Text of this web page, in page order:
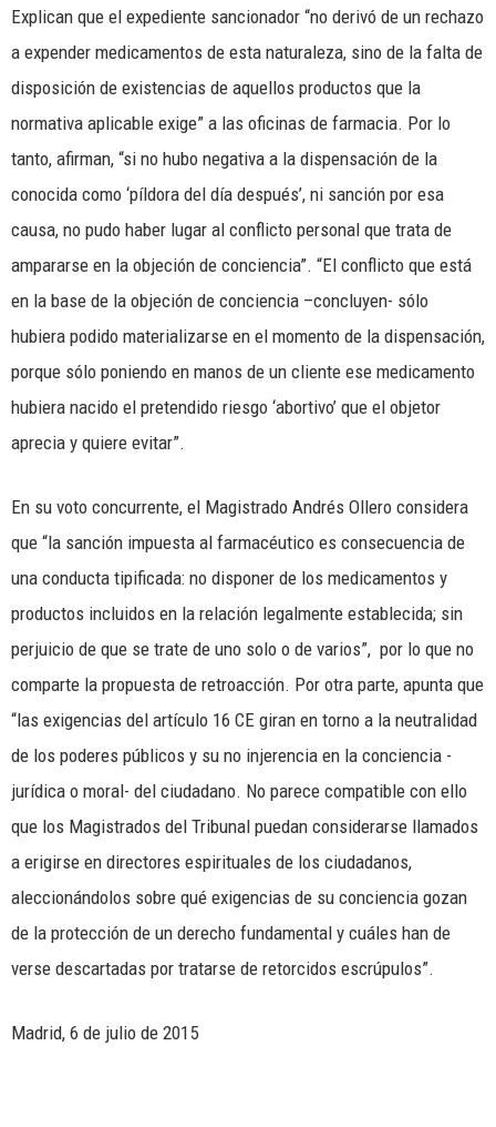
Explican que el expediente sancionador “no derivó de un rechazo
a expender medicamentos de esta naturaleza, sino de la falta de
disposición de existencias de aquellos productos que la
normativa aplicable exige” a las oficinas de farmacia. Por lo
tanto, afirman, “si no hubo negativa a la dispensación de la
conocida como ‘píldora del día después’, ni sanción por esa
causa, no pudo haber lugar al conflicto personal que trata de
ampararse en la objeción de conciencia”. “El conflicto que está
en la base de la objeción de conciencia –concluyen- sólo
hubiera podido materializarse en el momento de la dispensación,
porque sólo poniendo en manos de un cliente ese medicamento
hubiera nacido el pretendido riesgo ‘abortivo’ que el objetor
aprecia y quiere evitar”.
En su voto concurrente, el Magistrado Andrés Ollero considera
que “la sanción impuesta al farmacéutico es consecuencia de
una conducta tipificada: no disponer de los medicamentos y
productos incluidos en la relación legalmente establecida; sin
perjuicio de que se trate de uno solo o de varios”, por lo que no
comparte la propuesta de retroacción. Por otra parte, apunta que
“las exigencias del artículo 16 CE giran en torno a la neutralidad
de los poderes públicos y su no injerencia en la conciencia -
jurídica o moral- del ciudadano. No parece compatible con ello
que los Magistrados del Tribunal puedan considerarse llamados
a erigirse en directores espirituales de los ciudadanos,
aleccionándolos sobre qué exigencias de su conciencia gozan
de la protección de un derecho fundamental y cuáles han de
verse descartadas por tratarse de retorcidos escrúpulos”.
Madrid, 6 de julio de 2015